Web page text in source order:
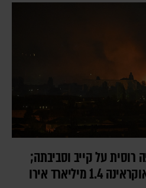
רוסית על קייב וסביבתה;
אירו